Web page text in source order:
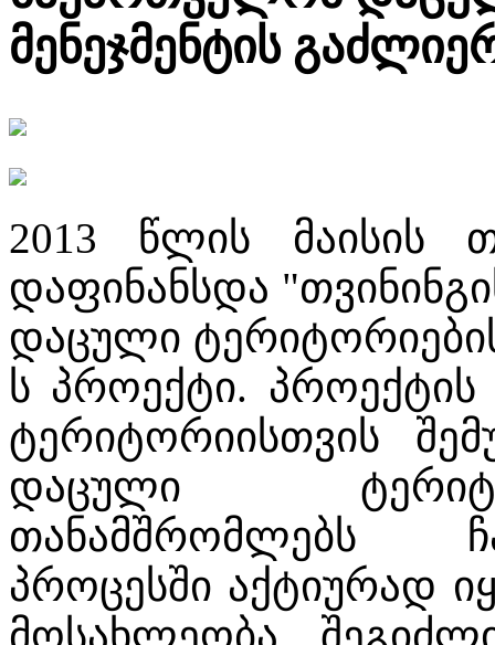
მენეჯმენტის
2013 წლის მაისის
დაფინანსდა
დაცული
ს პროექტი.
ტერიტორიისთვის
დაცული
თანამშრომლებს
პროცესში აქტიურად
მოსახლეობა.